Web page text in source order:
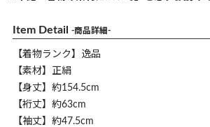
Item Detail -商品詳細-
【着物ランク】逸品
【素材】正絹
【身丈】約154.5cm
【裄丈】約63cm
【袖丈】約47.5cm